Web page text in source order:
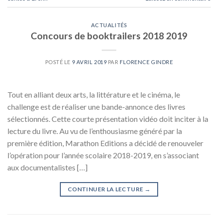
ACTUALITÉS
Concours de booktrailers 2018 2019
POSTÉ LE 9 AVRIL 2019 PAR FLORENCE GINDRE
Tout en alliant deux arts, la littérature et le cinéma, le
challenge est de réaliser une bande-annonce des livres
sélectionnés. Cette courte présentation vidéo doit inciter à la
lecture du livre. Au vu de l’enthousiasme généré par la
première édition, Marathon Editions a décidé de renouveler
l’opération pour l’année scolaire 2018-2019, en s’associant
aux documentalistes […]
CONTINUER LA LECTURE →